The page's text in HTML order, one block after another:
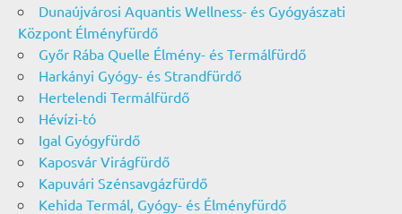
Dunaújvárosi Aquantis Wellness- és Gyógyászati
Központ Élményfürdő
Győr Rába Quelle Élmény- és Termálfürdő
Harkányi Gyógy- és Strandfürdő
Hertelendi Termálfürdő
Hévízi-tó
Igal Gyógyfürdő
Kaposvár Virágfürdő
Kapuvári Szénsavgázfürdő
Kehida Termál, Gyógy- és Élményfürdő